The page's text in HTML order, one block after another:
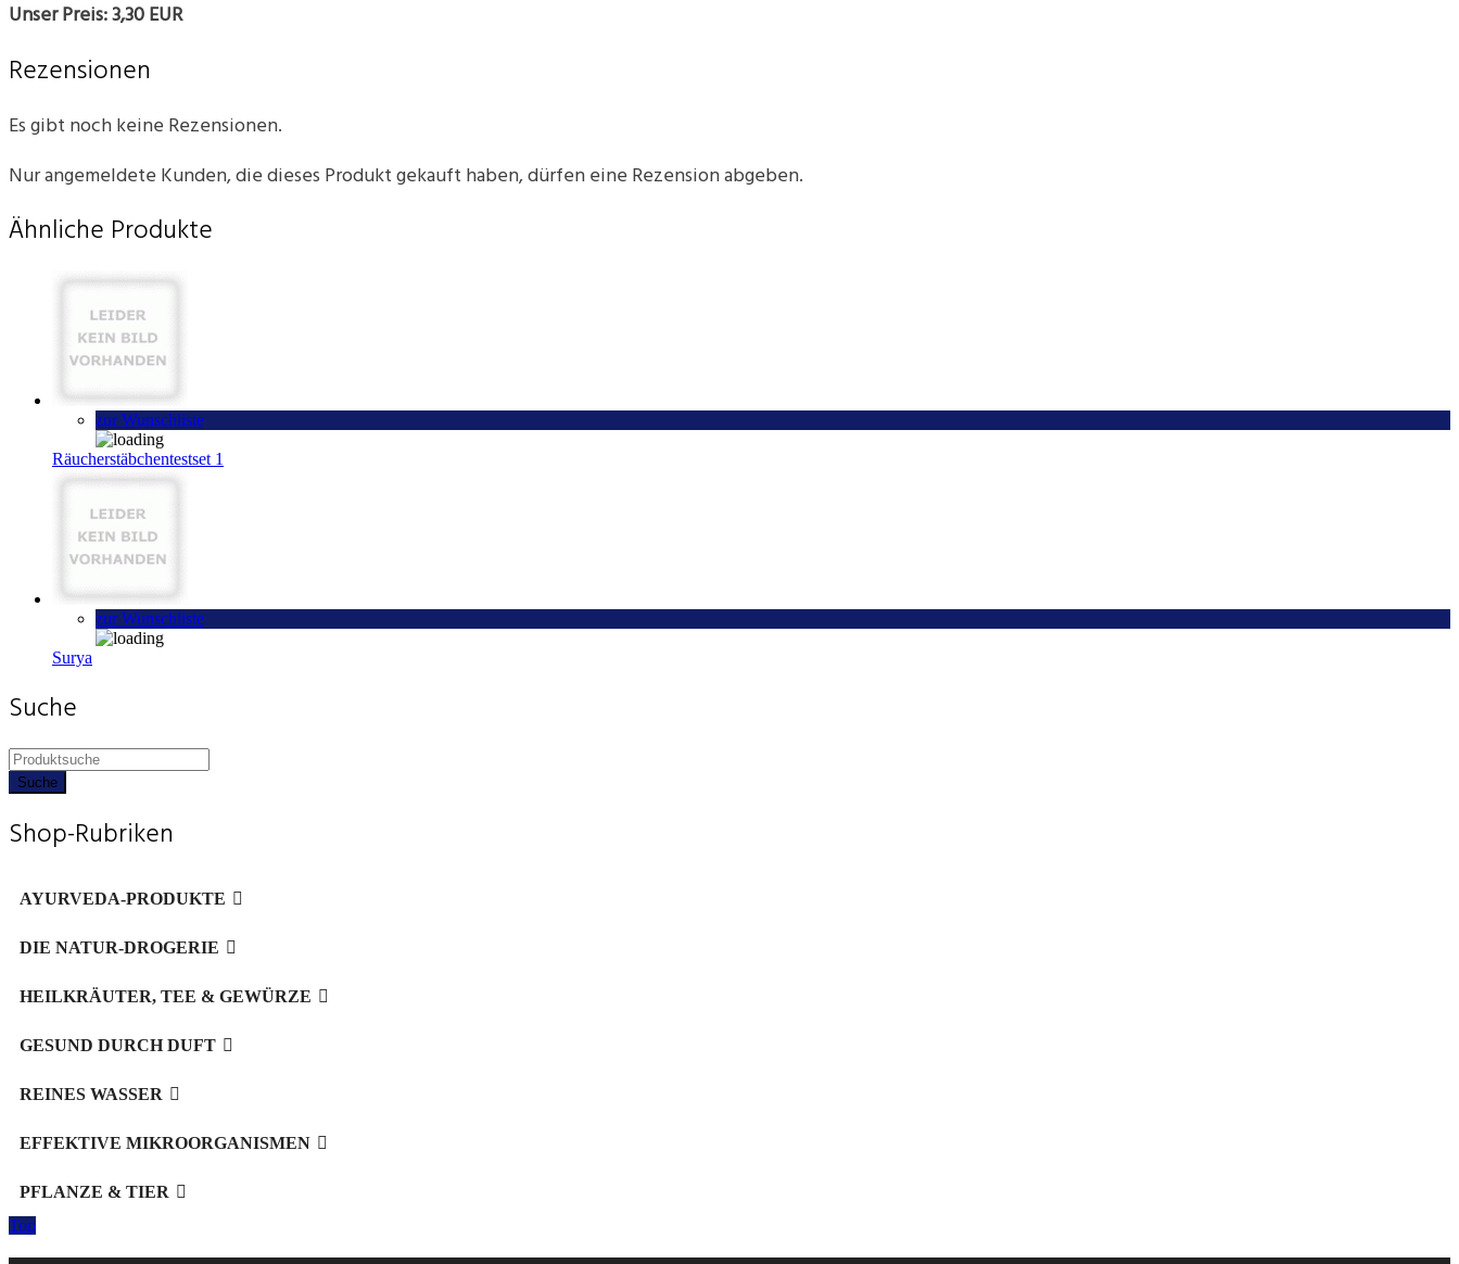
Unser Preis: 3,30 EUR
Rezensionen
Es gibt noch keine Rezensionen.
Nur angemeldete Kunden, die dieses Produkt gekauft haben, dürfen eine Rezension abgeben.
Ähnliche Produkte
zur Wunschliste
Räucherstäbchentestset 1
zur Wunschliste
Surya
Suche
Products
search
Suche
Shop-Rubriken
AYURVEDA-PRODUKTE
DIE NATUR-DROGERIE
HEILKRÄUTER, TEE & GEWÜRZE
GESUND DURCH DUFT
REINES WASSER
EFFEKTIVE MIKROORGANISMEN
PFLANZE & TIER
Top